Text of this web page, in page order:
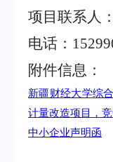
项目联系人
电话：
附件信息：
新疆财经大学综
计量改造项目，
中小企业声明函